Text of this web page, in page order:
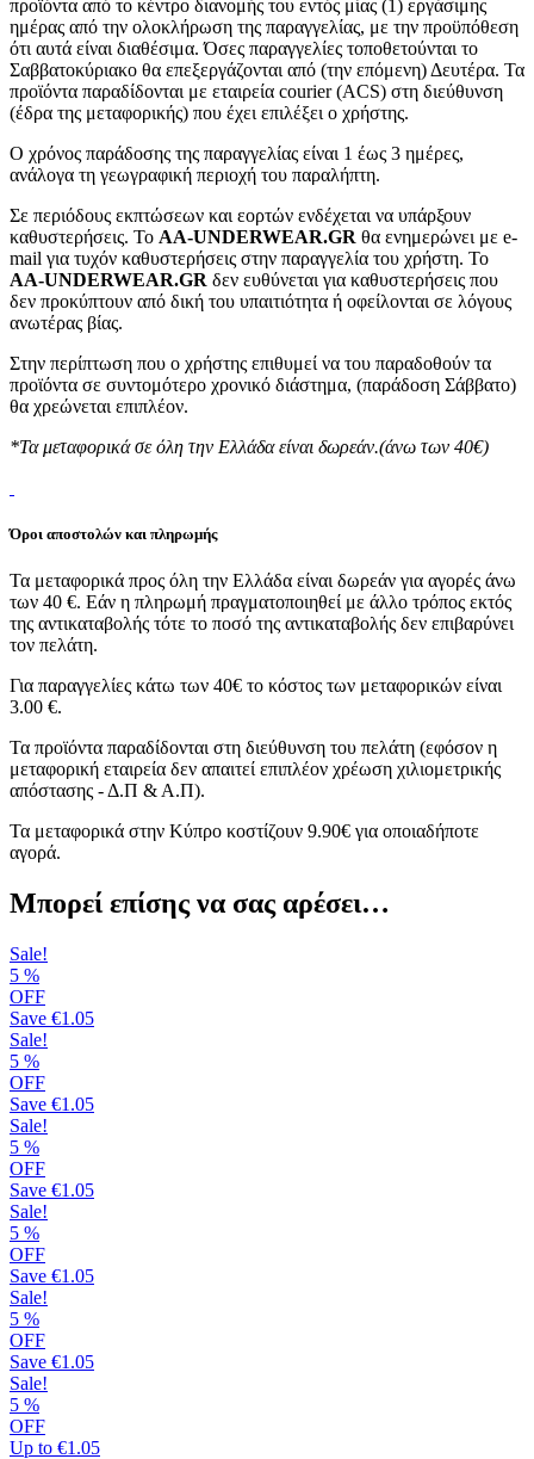
προϊόντα από το κέντρο διανομής του εντός μίας (1) εργάσιμης
ημέρας από την ολοκλήρωση της παραγγελίας, με την προϋπόθεση
ότι αυτά είναι διαθέσιμα. Όσες παραγγελίες τοποθετούνται το
Σαββατοκύριακο θα επεξεργάζονται από (την επόμενη) Δευτέρα. Τα
προϊόντα παραδίδονται με εταιρεία courier (ACS) στη διεύθυνση
(έδρα της μεταφορικής) που έχει επιλέξει ο χρήστης.
Ο χρόνος παράδοσης της παραγγελίας είναι 1 έως 3 ημέρες,
ανάλογα τη γεωγραφική περιοχή του παραλήπτη.
Σε περιόδους εκπτώσεων και εορτών ενδέχεται να υπάρξουν
καθυστερήσεις. Το AA-UNDERWEAR.GR θα ενημερώνει με e-
mail για τυχόν καθυστερήσεις στην παραγγελία του χρήστη. Το
AA-UNDERWEAR.GR δεν ευθύνεται για καθυστερήσεις που
δεν προκύπτουν από δική του υπαιτιότητα ή οφείλονται σε λόγους
ανωτέρας βίας.
Στην περίπτωση που ο χρήστης επιθυμεί να του παραδοθούν τα
προϊόντα σε συντομότερο χρονικό διάστημα, (παράδοση Σάββατο)
θα χρεώνεται επιπλέον.
*Τα μεταφορικά σε όλη την Ελλάδα είναι δωρεάν.(άνω των 40€)
Όροι αποστολών και πληρωμής
Τα μεταφορικά προς όλη την Ελλάδα είναι δωρεάν για αγορές άνω
των 40 €. Εάν η πληρωμή πραγματοποιηθεί με άλλο τρόπος εκτός
της αντικαταβολής τότε το ποσό της αντικαταβολής δεν επιβαρύνει
τον πελάτη.
Για παραγγελίες κάτω των 40€ το κόστος των μεταφορικών είναι
3.00 €.
Τα προϊόντα παραδίδονται στη διεύθυνση του πελάτη (εφόσον η
μεταφορική εταιρεία δεν απαιτεί επιπλέον χρέωση χιλιομετρικής
απόστασης - Δ.Π & Α.Π).
Τα μεταφορικά στην Κύπρο κοστίζουν 9.90€ για οποιαδήποτε
αγορά.
Μπορεί επίσης να σας αρέσει…
Sale!
5 %
OFF
Save €1.05
Sale!
5 %
OFF
Save €1.05
Sale!
5 %
OFF
Save €1.05
Sale!
5 %
OFF
Save €1.05
Sale!
5 %
OFF
Save €1.05
Sale!
5 %
OFF
Up to €1.05